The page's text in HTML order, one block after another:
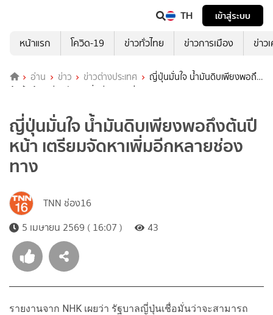
TH
เข้าสู่ระบบ
หน้าแรก
โควิด-19 ข่าวทั่วไทย ข่าวการเมือง ข่าว
อ่าน ข่าว ข่าวต่างประเทศ
ญี่ปุ่นมั่นใจ น้ำมันดิบเพียงพอถึง
ต้นปีหน้า เตรียมจัดหาเพิ่มอีกหลายช่องทาง
ญี่ปุ่นมั่นใจ น้ำมันดิบเพียงพอถึงต้นปี
หน้า เตรียมจัดหาเพิ่มอีกหลายช่อง
ทาง
TNN ช่อง16
5 เมษายน 2569 ( 16:07 )
43
รายงานจาก NHK เผยว่า รัฐบาลญี่ปุ่นเชื่อมั่นว่าจะสามารถ